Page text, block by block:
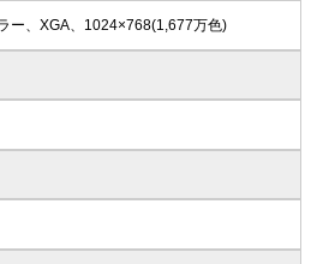
ー、XGA、1024×768(1,677万色)